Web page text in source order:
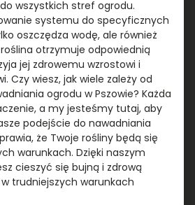
wszystkich stref ogrodu.
systemu do specyficznych
oszczędza wodę, ale również
otrzymuje odpowiednią
jej zdrowemu wzrostowi i
Czy wiesz, jak wiele zależy od
ogrodu w Pszowie? Każda
a my jesteśmy tutaj, aby
podejście do nawadniania
że Twoje rośliny będą się
warunkach. Dzięki naszym
cieszyć się bujną i zdrową
trudniejszych warunkach